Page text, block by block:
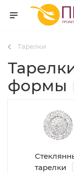
Тарелки
формы
тарелки